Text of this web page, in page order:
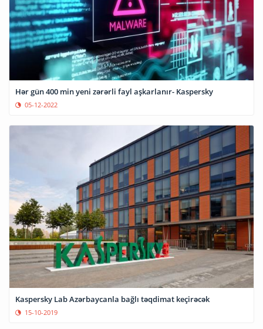
Hər gün 400 min yeni zərərli fayl aşkarlanır- Kaspersky
05-12-2022
Kaspersky Lab Azərbaycanla bağlı təqdimat keçirəcək
15-10-2019